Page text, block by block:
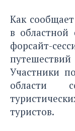
Как
в областной
форсайт-
Участники
области
туристов.